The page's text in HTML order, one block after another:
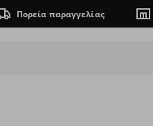
Πορεία παραγγελίας